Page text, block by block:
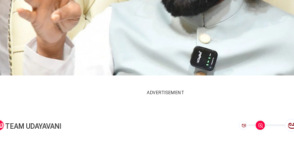
ADVERTISEMENT
TEAM UDAYAVANI ಅ